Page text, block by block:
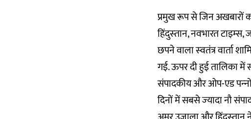
प्रमुख रूप से जिन अखबारों
हिंदुस्‍तान, नवभारत टाइम्‍स,
छपने वाला स्‍वतंत्र वार्ता
गई. ऊपर दी हुई तालिका में
संपादकीय और ओप-एड
दिनों में सबसे ज्‍यादा नौ